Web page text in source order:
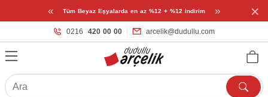
« Tüm Beyaz Eşyalarda en az %12 + %12 indirim » ×
0216 420 00 00 arcelik@dudullu.com